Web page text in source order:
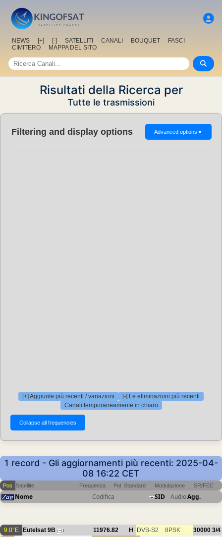
NEWS [+] [-] SATELLITI CANALI BOUQUET
FASCI
CIMITERO
MAPPA DEL SITO
Risultati della Ricerca per
Tutte le trasmissioni
Filtering and display options Advanced options ▼
[+] Aggiunte più recenti / variazioni
[-] Le eliminazioni più recenti
Canali temporaneamente in chiaro
1 record - Gli aggiornamenti più recenti: 2025-04-
08 16:22 CET
Pos Satellite Frequenza Pol Standard Modulazione SR/FEC
Nome Codifica SID AudioAgg.
9.0°E Eutelsat 9B 1 11976.82 H DVB-S2 8PSK 30000 3/4